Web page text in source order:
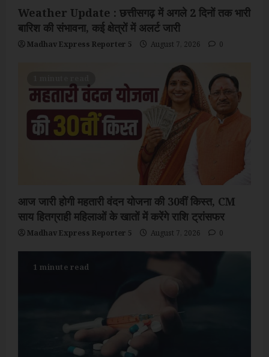
Weather Update : छत्तीसगढ़ में अगले 2 दिनों तक भारी
बारिश की संभावना, कई क्षेत्रों में अलर्ट जारी
Madhav Express Reporter 5 August 7, 2026 0
आज जारी होगी महतारी वंदन योजना की 30वीं किस्त, CM
साय हितग्राही महिलाओं के खातों में करेंगे राशि ट्रांसफर
Madhav Express Reporter 5 August 7, 2026 0
1 minute read